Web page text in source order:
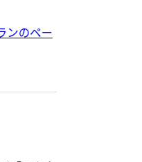
ンのペー